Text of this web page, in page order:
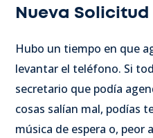
Nueva
Hubo un tiempo en que
levantar el teléfono. Si
secretario que podía
cosas salían mal, podías
música de espera o, peor